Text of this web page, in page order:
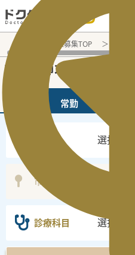
医師転職・求人募集TOP
常勤医師求人・転職情報
常勤
選択なし
市区町村
診療科目 選択なし